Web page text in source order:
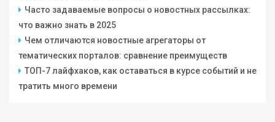
Часто задаваемые вопросы о новостных рассылках:
что важно знать в 2025
Чем отличаются новостные агрегаторы от
тематических порталов: сравнение преимуществ
ТОП-7 лайфхаков, как оставаться в курсе событий и не
тратить много времени